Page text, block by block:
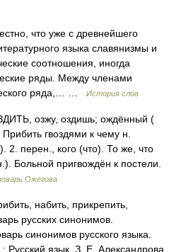
что уже с древнейшего
языка славянизмы и
соотношения, иногда
ряды. Между членами
ряда,… …
История слов
озжу, оздишь; ождённый (
гвоздями к чему н.
2. перен., кого (что). То же, что
Больной пригвождён к постели.
Ожегова
набить, прикрепить,
русских синонимов.
синонимов русского языка.
Русский язык. З. Е. Александрова